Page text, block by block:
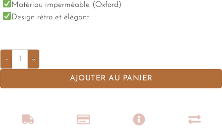
Matériau imperméable (Oxford)
Design rétro et élégant
AJOUTER AU PANIER